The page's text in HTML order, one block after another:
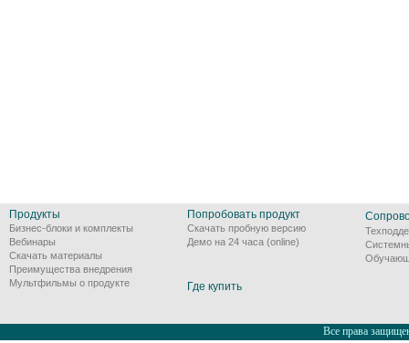
Продукты
Бизнес-блоки и комплекты
Вебинары
Скачать материалы
Преимущества внедрения
Мультфильмы о продукте
Попробовать продукт
Скачать пробную версию
Демо на 24 часа (online)
Где купить
Все права